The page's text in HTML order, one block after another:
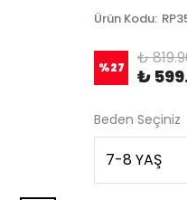
Ürün Kodu:
%27 ₺
₺
Beden Seçiniz